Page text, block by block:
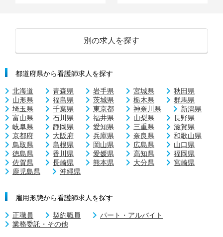
別の求人を探す
都道府県から看護師求人を探す
北海道 青森県 岩手県 宮城県
秋田県
山形県
福島県 茨城県 栃木県
群馬県
埼玉県
千葉県 東京都 神奈川県
新潟県
富山県
石川県 福井県 山梨県
長野県
岐阜県
静岡県 愛知県 三重県
滋賀県
京都府
大阪府 兵庫県 奈良県
和歌山県
鳥取県
島根県 岡山県 広島県
山口県
徳島県
香川県 愛媛県 高知県
福岡県
佐賀県
長崎県 熊本県 大分県
宮崎県
鹿児島県
沖縄県
雇用形態から看護師求人を探す
正職員 契約職員
パート・アルバイト
業務委託・その他